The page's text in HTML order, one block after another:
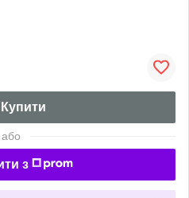
Купити
або
з